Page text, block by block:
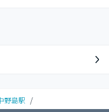
野島駅 /